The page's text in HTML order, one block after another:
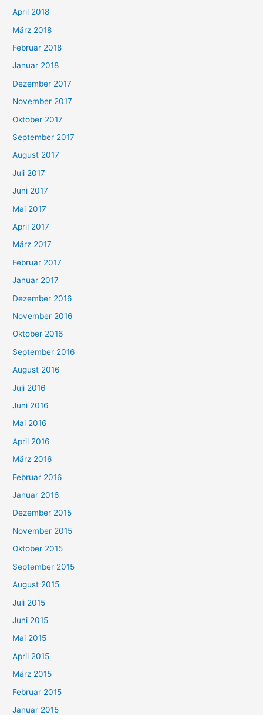
April 2018
März 2018
Februar 2018
Januar 2018
Dezember 2017
November 2017
Oktober 2017
September 2017
August 2017
Juli 2017
Juni 2017
Mai 2017
April 2017
März 2017
Februar 2017
Januar 2017
Dezember 2016
November 2016
Oktober 2016
September 2016
August 2016
Juli 2016
Juni 2016
Mai 2016
April 2016
März 2016
Februar 2016
Januar 2016
Dezember 2015
November 2015
Oktober 2015
September 2015
August 2015
Juli 2015
Juni 2015
Mai 2015
April 2015
März 2015
Februar 2015
Januar 2015